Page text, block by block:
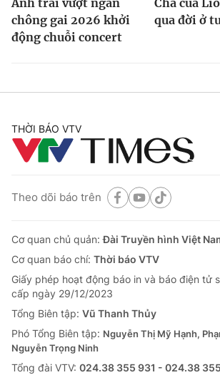
chông gai 2026 khởi
động chuỗi concert
qua đời ở
THỜI BÁO VTV
Theo dõi báo trên
Cơ quan chủ quản:Đài Truyền hình Việt
Cơ quan báo chí: Thời báo VTV
Giấy phép hoạt động báo in và báo điện tử
cấp ngày 29/12/2023
Tổng Biên tập: Vũ Thanh Thủy
Phó Tổng Biên tập: Nguyễn Thị Mỹ Hạnh,
Nguyễn Trọng Ninh
Tổng đài VTV: 024.38 355 931 - 024.38